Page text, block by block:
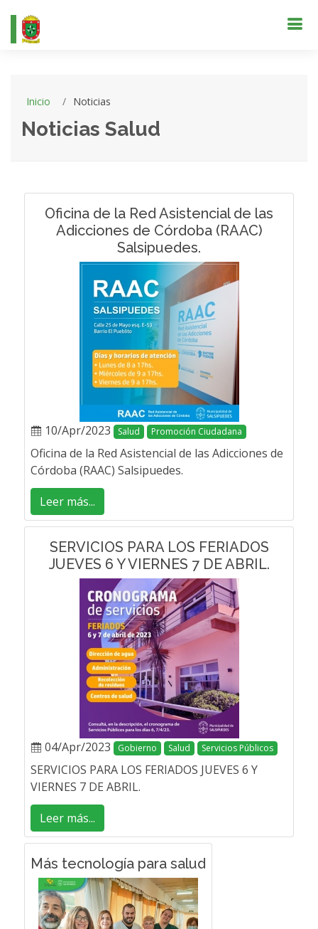
Inicio Noticias
Noticias Salud
Oficina de la Red Asistencial de las
Adicciones de Córdoba (RAAC)
Salsipuedes.
10/Apr/2023 Salud Promoción Ciudadana
Oficina de la Red Asistencial de las Adicciones de
Córdoba (RAAC) Salsipuedes.
Leer más...
SERVICIOS PARA LOS FERIADOS
JUEVES 6 Y VIERNES 7 DE ABRIL.
04/Apr/2023 Gobierno Salud Servicios Públicos
SERVICIOS PARA LOS FERIADOS JUEVES 6 Y
VIERNES 7 DE ABRIL.
Leer más...
Más tecnología para salud